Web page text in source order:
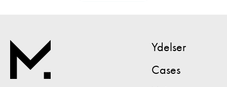
Ydelser
Cases